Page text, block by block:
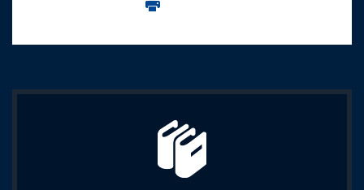
Imprima aceasta pagina